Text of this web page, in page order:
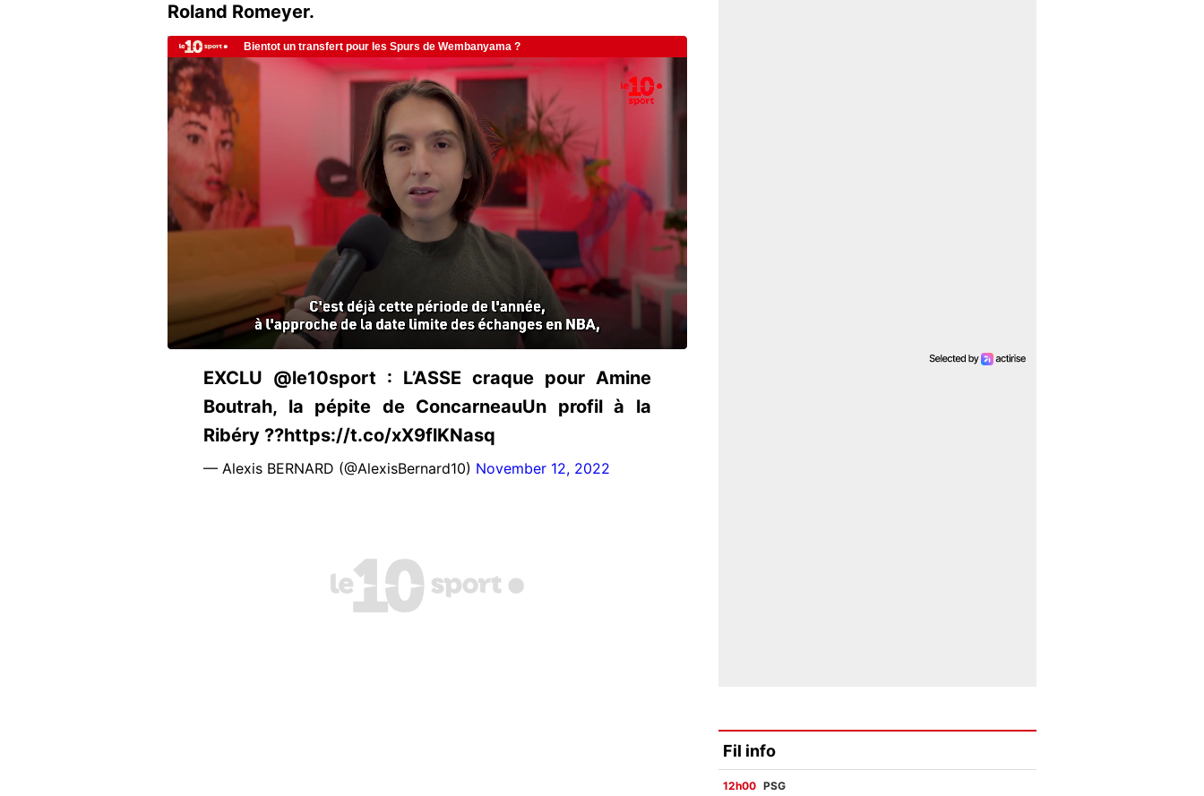
Roland Romeyer.
EXCLU @le10sport : L’ASSE craque pour Amine
Boutrah, la pépite de ConcarneauUn profil à la
Ribéry ??https://t.co/xX9flKNasq
— Alexis BERNARD (@AlexisBernard10) November 12, 2022
Fil info
12h00 PSG